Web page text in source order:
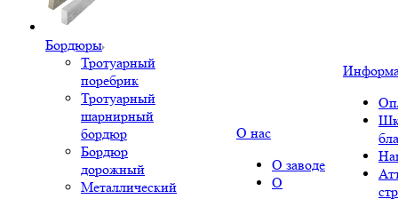
Бордюры
Тротуарный
поребрик
Тротуарный
шарнирный
бордюр
Бордюр
дорожный
Металлический
О нас
О заводе
О